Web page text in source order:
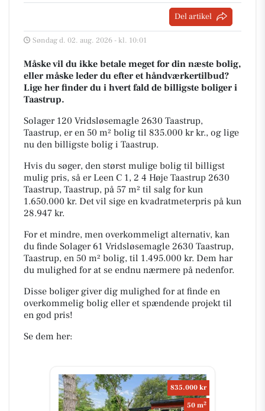
Del artikel
Søndag d. 02. aug. 2026 - kl. 10:01
Måske vil du ikke betale meget for din næste bolig,
eller måske leder du efter et håndværkertilbud?
Lige her finder du i hvert fald de billigste boliger i
Taastrup.
Solager 120 Vridsløsemagle 2630 Taastrup,
Taastrup, er en 50 m² bolig til 835.000 kr kr., og lige
nu den billigste bolig i Taastrup.
Hvis du søger, den størst mulige bolig til billigst
mulig pris, så er Leen C 1, 2 4 Høje Taastrup 2630
Taastrup, Taastrup, på 57 m² til salg for kun
1.650.000 kr. Det vil sige en kvadratmeterpris på kun
28.947 kr.
For et mindre, men overkommeligt alternativ, kan
du finde Solager 61 Vridsløsemagle 2630 Taastrup,
Taastrup, en 50 m² bolig, til 1.495.000 kr. Dem har
du mulighed for at se endnu nærmere på nedenfor.
Disse boliger giver dig mulighed for at finde en
overkommelig bolig eller et spændende projekt til
en god pris!
Se dem her:
835.000 kr
50 m2